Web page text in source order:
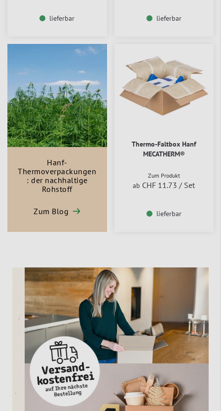
lieferbar lieferbar
Hanf-
Thermoverpackungen
: der nachhaltige
Rohstoff
Zum Blog
Thermo-Faltbox Hanf
MECATHERM®
Zum Produkt
ab CHF 11.73 / Set
lieferbar